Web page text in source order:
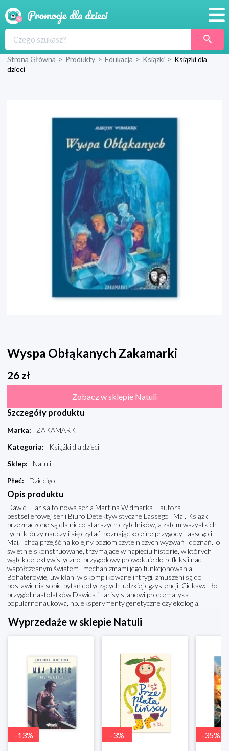
Produkty
Wyprawka
Strona Główna > Produkty > Edukacja > Książki > Książki dla
dzieci
Wyspa Obłąkanych Zakamarki
26 zł
Zobacz w sklepie Natuli
Szczegóły produktu
Marka:
ZAKAMARKI
Kategoria:
Książki dla dzieci
Sklep:
Natuli
Płeć: Dziecięce
Opis produktu
Dawid i Larisa to nowa seria Martina Widmarka – autora
bestsellerowej serii Biuro Detektywistyczne Lassego i Mai. Książki
przeznaczone są dla nieco starszych czytelników, a zatem wszystkich
tych, którzy nauczyli się czytać, poznając kolejne przygody Lassego i
Mai, i chcą przejść na kolejny poziom czytelniczych wyzwań i doznań.To
świetnie skonstruowane, trzymające w napięciu historie, w których
wątek detektywistyczno-przygodowy prowokuje do refleksji nad
współczesnym światem i mechanizmami jego funkcjonowania.
Bohaterowie, uwikłani w skomplikowane intrygi, zmuszeni są do
postawienia sobie pytań dotyczących ludzkiej egzystencji. Ciekawe tło
przygód nastolatków Dawida i Larisy stanowi problematyka
popularnonaukowa, np. eksperymenty genetyczne czy ekologia.
Wyprzedaże w sklepie Natuli
-13% -3% -35%